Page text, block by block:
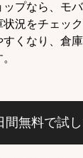
プなら、 モ
況をチェック
すくなり、倉
間無料で試